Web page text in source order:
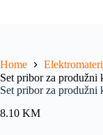
Home
Set pribor za
Set pribor za
8.10 KM